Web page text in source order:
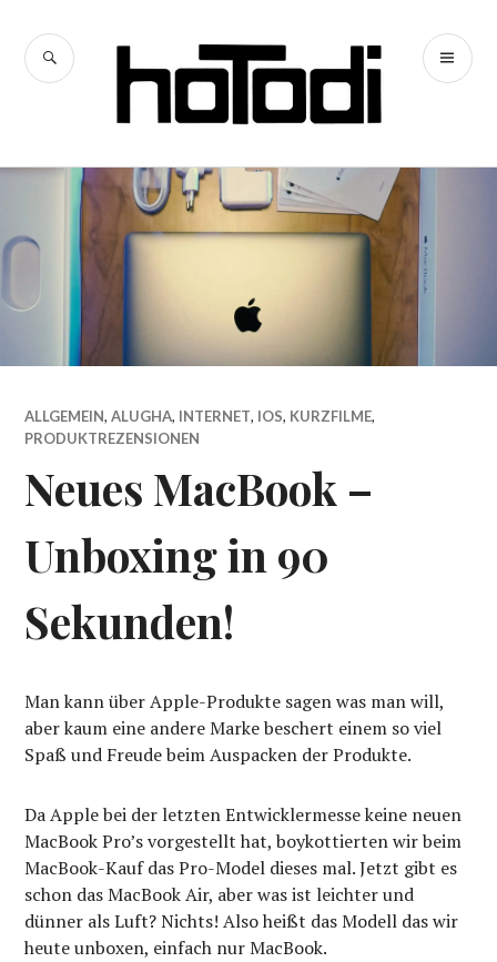
Inhalt
springen
hoTodi
SUCHE
ALLGEMEIN,ALUGHA, INTERNET, IOS, KURZFILME,
PRODUKTREZENSIONEN
Neues MacBook –
Unboxing in 90
Sekunden!
Man kann über Apple-Produkte sagen was man will,
aber kaum eine andere Marke beschert einem so viel
Spaß und Freude beim Auspacken der Produkte.
Da Apple bei der letzten Entwicklermesse keine neuen
MacBook Pro’s vorgestellt hat, boykottierten wir beim
MacBook-Kauf das Pro-Model dieses mal. Jetzt gibt es
schon das MacBook Air, aber was ist leichter und
dünner als Luft? Nichts! Also heißt das Modell das wir
heute unboxen, einfach nur MacBook.